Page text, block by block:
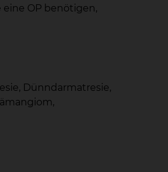
OP benötigen,
Dünndarmatresie,